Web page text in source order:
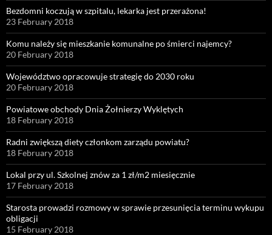
Bezdomni koczują w szpitalu, lekarka jest przerażona!
23 February 2018
Komu należy się mieszkanie komunalne po śmierci najemcy?
20 February 2018
Województwo opracowuje strategię do 2030 roku
20 February 2018
Powiatowe obchody Dnia Żołnierzy Wyklętych
18 February 2018
Radni zwiększą diety członkom zarządu powiatu?
18 February 2018
Lokal przy ul. Szkolnej znów za 1 zł/m2 miesięcznie
17 February 2018
Starosta prowadzi rozmowy w sprawie przesunięcia terminu wykupu
obligacji
15 February 2018